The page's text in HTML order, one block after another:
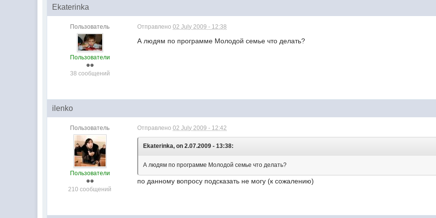
Ekaterinka
Пользователь
Пользователи
38 сообщений
Отправлено02 July 2009 - 12:38
А людям по программе Молодой семье что делать?
ilenko
Пользователь
Пользователи
210 сообщений
Отправлено02 July 2009 - 12:42
Ekaterinka, on 2.07.2009 - 13:38:
А людям по программе Молодой семье что делать?
по данному вопросу подсказать не могу (к сожалению)